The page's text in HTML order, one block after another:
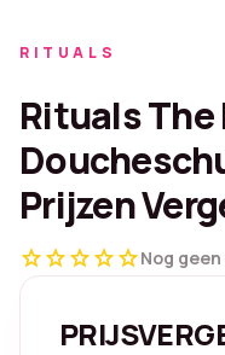
RITUALS
Rituals
Prijzen
starstarstarstarstarNog